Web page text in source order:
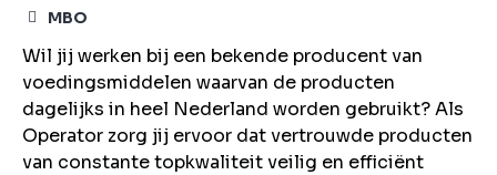
MBO
Wil jij werken bij een bekende producent van
voedingsmiddelen waarvan de producten
dagelijks in heel Nederland worden gebruikt? Als
Operator zorg jij ervoor dat vertrouwde producten
van constante topkwaliteit veilig en efficiënt